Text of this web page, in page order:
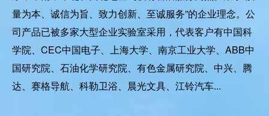
防、院校、质检、LCD、LED、汽车、高分子、新能源、
轨道交通、光电、精密电子、医疗、通讯、电器等科技产
业。
公司致力于为客户提供完善的产品及售后服务，我司在华
东，华南，华北和西北地区均设有售后服务网点。秉承“质